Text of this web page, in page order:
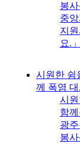
봉
중
지
요.
시원한 쉼
께 폭염 대
시
함
광
봉